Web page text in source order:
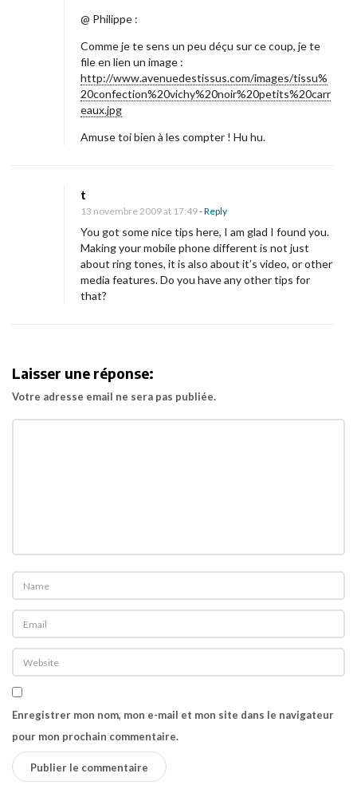
@ Philippe :
Comme je te sens un peu déçu sur ce coup, je te
file en lien un image :
http://www.avenuedestissus.com/images/tissu%
20confection%20vichy%20noir%20petits%20carr
eaux.jpg
Amuse toi bien à les compter ! Hu hu.
t
13 novembre 2009 at 17:49- Reply
You got some nice tips here, I am glad I found you.
Making your mobile phone different is not just
about ring tones, it is also about it’s video, or other
media features. Do you have any other tips for
that?
Laisser une réponse:
Votre adresse email ne sera pas publiée.
Enregistrer mon nom, mon e-mail et mon site dans le navigateur
pour mon prochain commentaire.